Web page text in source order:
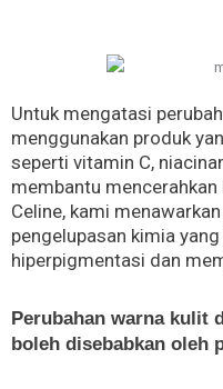
Untuk mengatasi
menggunakan produk
seperti vitamin C,
membantu mencerahkan
Celine, kami
pengelupasan kimia
hiperpigmentasi dan
Perubahan warna kulit
boleh disebabkan oleh